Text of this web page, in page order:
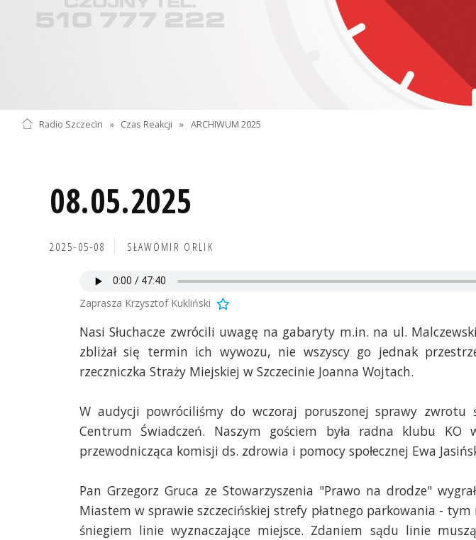
Radio Szczecin » Czas Reakcji » ARCHIWUM 2025
08.05.2025
2025-05-08 SŁAWOMIR ORLIK
Zaprasza Krzysztof Kukliński
Nasi Słuchacze zwrócili uwagę na gabaryty m.in. na ul.
zbliżał się termin ich wywozu, nie wszyscy go jednak
rzeczniczka Straży Miejskiej w Szczecinie Joanna Wojtach.
W audycji powróciliśmy do wczoraj poruszonej sprawy zwrotu
Centrum Świadczeń. Naszym gościem była radna klubu KO
przewodnicząca komisji ds. zdrowia i pomocy społecznej Ewa
Pan Grzegorz Gruca ze Stowarzyszenia "Prawo na drodze"
Miastem w sprawie szczecińskiej strefy płatnego parkowania - tym
śniegiem linie wyznaczające miejsce. Zdaniem sądu linie